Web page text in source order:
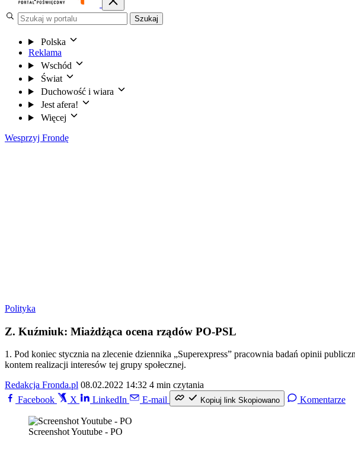
Szukaj
Polska
Reklama
Wschód
Świat
Duchowość i wiara
Jest afera!
Więcej
Wesprzyj Frondę
Polityka
Z. Kuźmiuk: Miażdżąca ocena rządów PO-PSL
1. Pod koniec stycznia na zlecenie dziennika „Superexpress” pracownia badań opinii
kontem realizacji interesów tej grupy społecznej.
Redakcja Fronda.pl 08.02.2022 14:32 4 min czytania
Facebook
X LinkedIn E-mail Kopiuj link Skopiowano Komentarze
Screenshot Youtube - PO